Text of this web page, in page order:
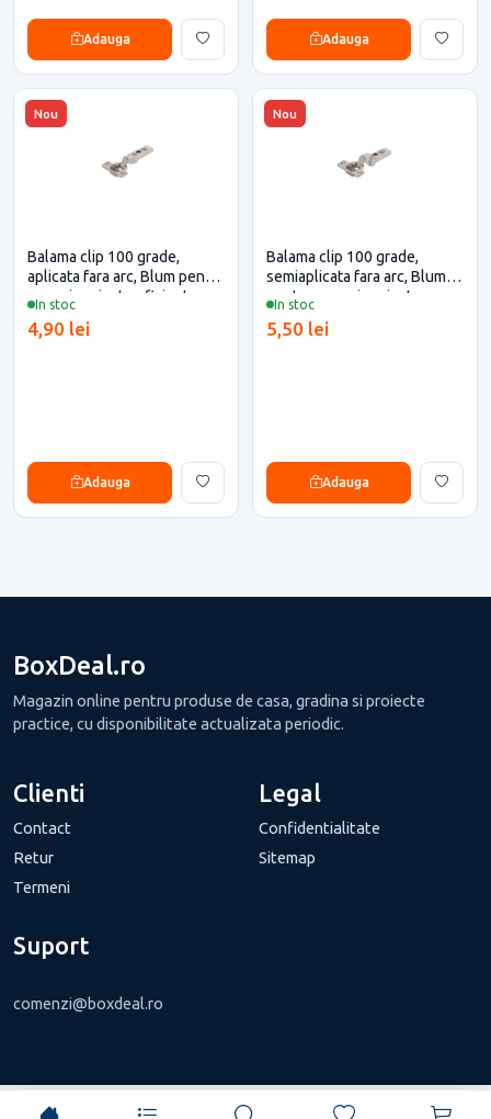
Adauga Adauga
Nou
In stoc
Balama clip 100 grade,
aplicata fara arc, Blum pentru
casa si proiecte eficiente
4,90 lei
Adauga
Nou
In stoc
Balama clip 100 grade,
semiaplicata fara arc, Blum
pentru casa si proiecte
5,50 lei
Adauga
BoxDeal.ro
Magazin online pentru produse de casa, gradina si proiecte
practice, cu disponibilitate actualizata periodic.
Clienti
Contact
Retur
Termeni
Legal
Confidentialitate
Sitemap
Suport
comenzi@boxdeal.ro